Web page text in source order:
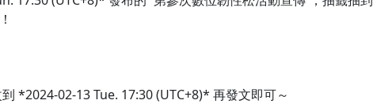
*2024-02-13 Tue. 17:30 (UTC+8)* 再發文即可～